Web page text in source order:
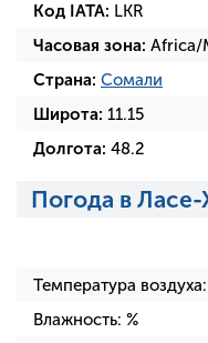
Код IATA: LKR
Часовая зона: Africa/
Страна: Сомали
Широта: 11.15
Долгота: 48.2
Погода в Ласе-
Температура воздуха:
Влажность: %